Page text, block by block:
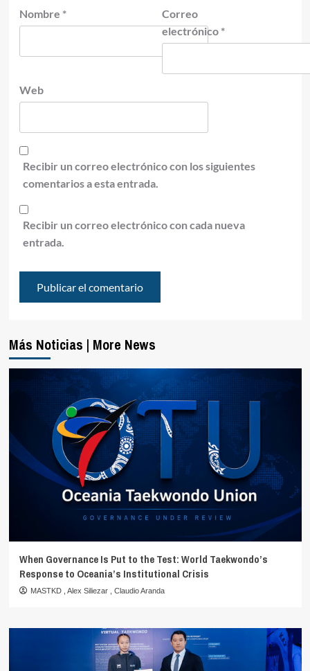
Nombre *
Correo
electrónico *
Web
Recibir un correo electrónico con los siguientes
comentarios a esta entrada.
Recibir un correo electrónico con cada nueva
entrada.
Más Noticias | More News
When Governance Is Put to the Test: World Taekwondo’s
Response to Oceania’s Institutional Crisis
MASTKD Alex Siliezar Claudio Aranda